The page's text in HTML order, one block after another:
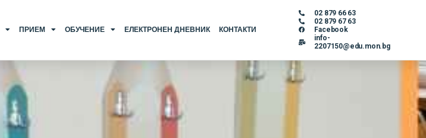
ПРИЕМ ОБУЧЕНИЕ ЕЛЕКТРОНЕН ДНЕВНИК КОНТАКТИ
02 879 66 63
02 879 67 63
Facebook
info-
2207150@edu.mon.bg